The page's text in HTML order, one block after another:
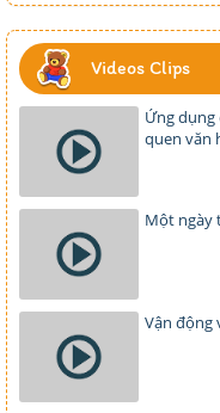
Videos Clips
Ứng dụng
quen văn
Một ngày
Vận động